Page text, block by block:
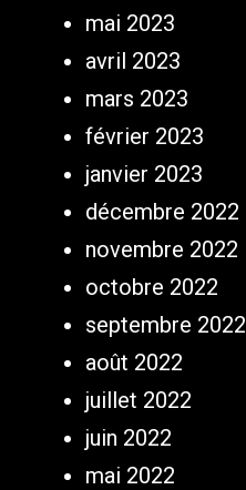
mai 2023
avril 2023
mars 2023
février 2023
janvier 2023
décembre 2022
novembre 2022
octobre 2022
septembre 2022
août 2022
juillet 2022
juin 2022
mai 2022